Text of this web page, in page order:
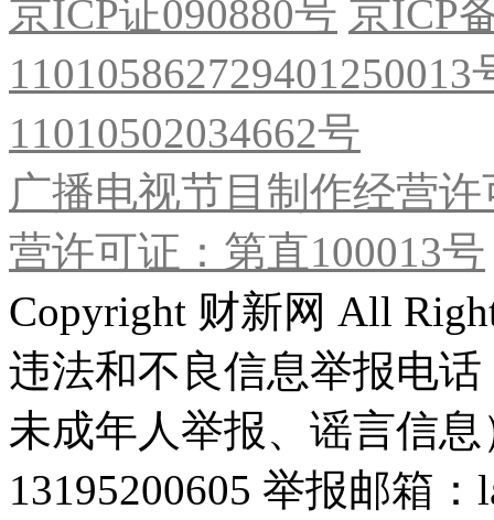
京ICP证090880号 京ICP
11010502034662号
广播电视节目制作经营
营许可证：第直100013号
Copyright 财新网 All
违法和不良信息举报电
未成年人举报、谣言信
13195200605 举报邮箱